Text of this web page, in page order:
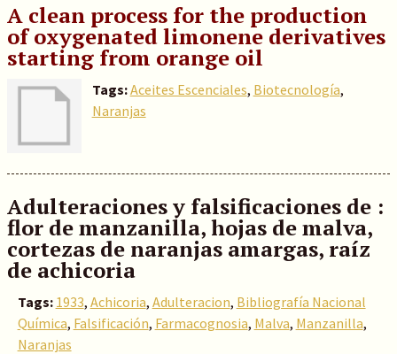
A clean process for the production
of oxygenated limonene derivatives
starting from orange oil
Tags:Aceites Escenciales, Biotecnología,
Naranjas
Adulteraciones y falsificaciones de :
flor de manzanilla, hojas de malva,
cortezas de naranjas amargas, raíz
de achicoria
Tags: 1933, Achicoria, Adulteracion, Bibliografía Nacional
Química, Falsificación, Farmacognosia, Malva, Manzanilla,
Naranjas